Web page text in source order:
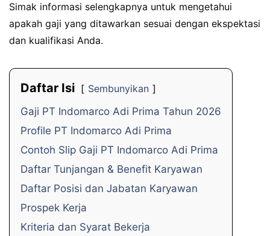
Simak informasi selengkapnya untuk mengetahui
apakah gaji yang ditawarkan sesuai dengan ekspektasi
dan kualifikasi Anda.
Daftar Isi
Sembunyikan
Gaji PT Indomarco Adi Prima Tahun 2026
Profile PT Indomarco Adi Prima
Contoh Slip Gaji PT Indomarco Adi Prima
Daftar Tunjangan & Benefit Karyawan
Daftar Posisi dan Jabatan Karyawan
Prospek Kerja
Kriteria dan Syarat Bekerja